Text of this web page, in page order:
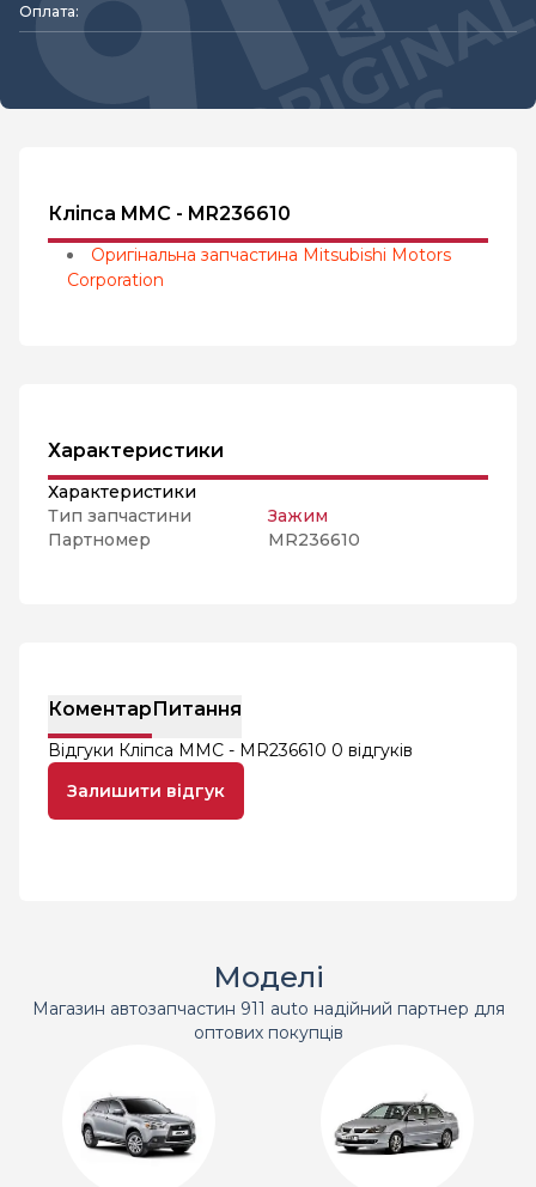
Оплата:
Кліпса MMC - MR236610
Оригінальна запчастина Mitsubishi Motors
Corporation
Характеристики
Характеристики
Тип запчастини
Зажим
Партномер
MR236610
КоментарПитання
Відгуки Кліпса MMC - MR236610 0 відгуків
Залишити відгук
Моделі
Магазин автозапчастин 911 auto надійний партнер для
оптових покупців